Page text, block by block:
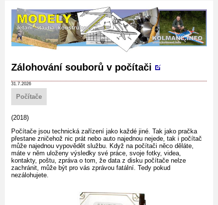
Zálohování souborů v počítači
31.7.2026
Počítače
(2018)
Počítače jsou technická zařízení jako každé jiné. Tak jako pračka
přestane zničehož nic prát nebo auto najednou nejede, tak i počítač
může najednou vypovědět službu. Když na počítači něco děláte,
máte v něm uloženy výsledky své práce, svoje fotky, videa,
kontakty, poštu, zpráva o tom, že data z disku počítače nelze
zachránit, může být pro vás zprávou fatální. Tedy pokud
nezálohujete.